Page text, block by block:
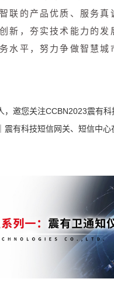
联的产品优质、服务真
新，夯实技术能力的发
水平，努力争做智慧城
，邀您关注CCBN2023震有
震有科技短信网关、短信中